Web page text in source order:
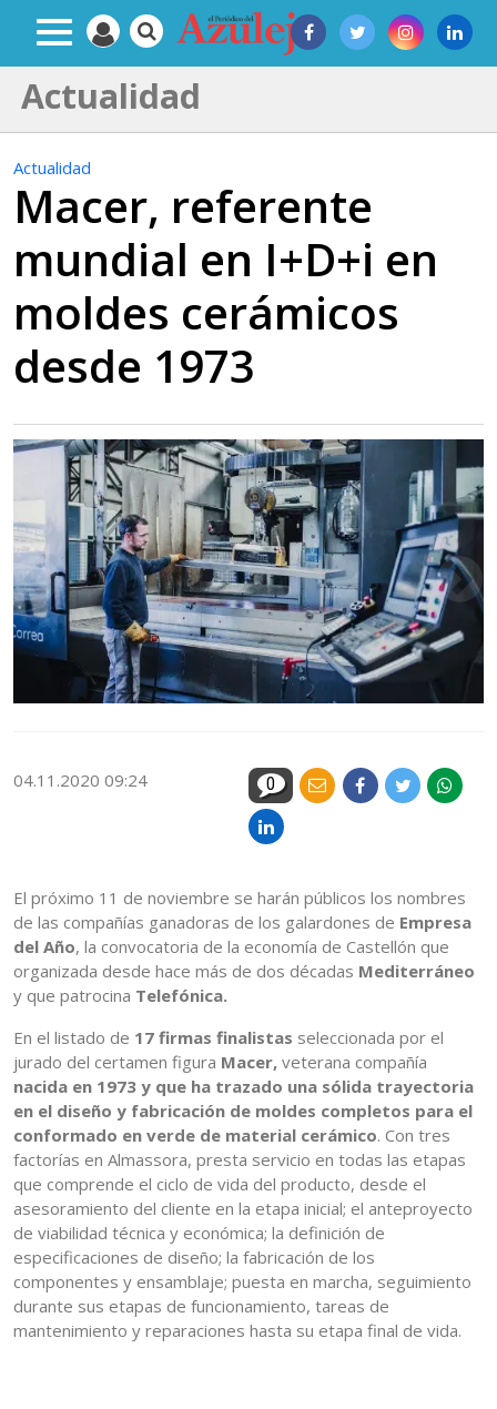
Actualidad
Actualidad
Macer, referente
mundial en I+D+i en
moldes cerámicos
desde 1973
04.11.2020 09:24 0
El próximo 11 de noviembre se harán públicos los nombres
de las compañías ganadoras de los galardones de Empresa
del Año, la convocatoria de la economía de Castellón que
organizada desde hace más de dos décadas Mediterráneo
y que patrocina Telefónica.
En el listado de 17 firmas finalistas seleccionada por el
jurado del certamen figura Macer, veterana compañía
nacida en 1973 y que ha trazado una sólida trayectoria
en el diseño y fabricación de moldes completos para el
conformado en verde de material cerámico. Con tres
factorías en Almassora, presta servicio en todas las etapas
que comprende el ciclo de vida del producto, desde el
asesoramiento del cliente en la etapa inicial; el anteproyecto
de viabilidad técnica y económica; la definición de
especificaciones de diseño; la fabricación de los
componentes y ensamblaje; puesta en marcha, seguimiento
durante sus etapas de funcionamiento, tareas de
mantenimiento y reparaciones hasta su etapa final de vida.